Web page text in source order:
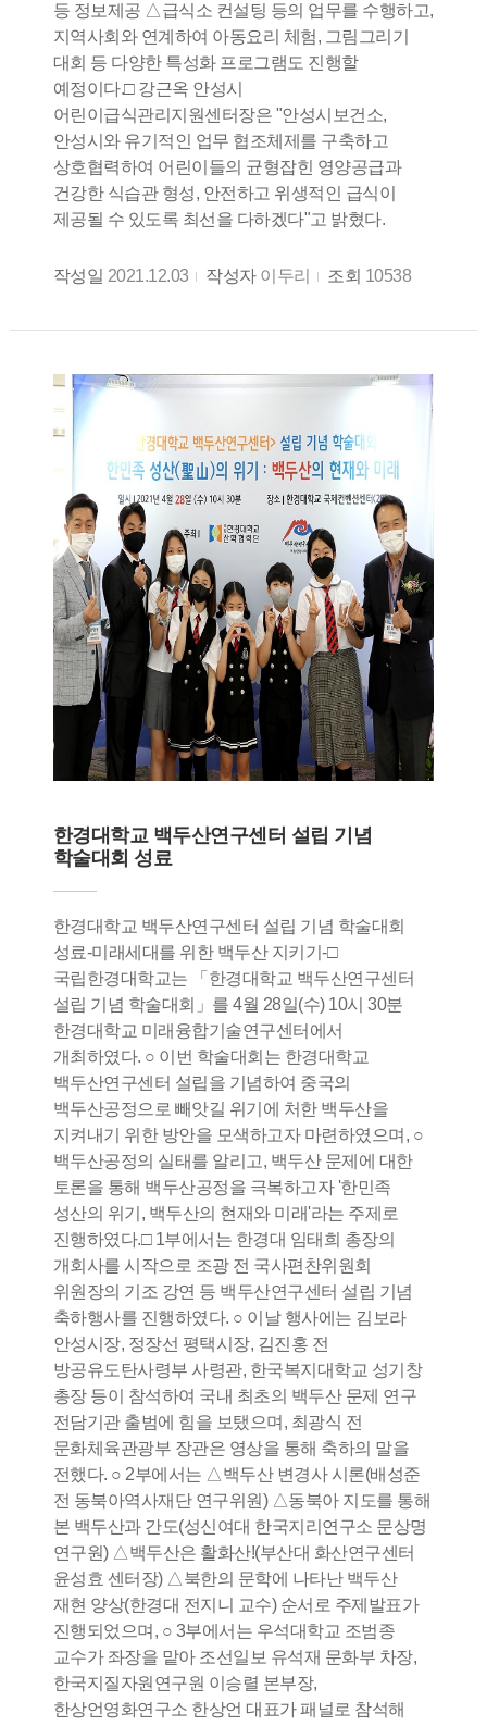
등 정보제공 △급식소 컨설팅 등의 업무를 수행하고,
지역사회와 연계하여 아동요리 체험, 그림그리기
대회 등 다양한 특성화 프로그램도 진행할
예정이다.□ 강근옥 안성시
어린이급식관리지원센터장은 "안성시보건소,
안성시와 유기적인 업무 협조체제를 구축하고
상호협력하여 어린이들의 균형잡힌 영양공급과
건강한 식습관 형성, 안전하고 위생적인 급식이
제공될 수 있도록 최선을 다하겠다"고 밝혔다.
작성일 2021.12.03 작성자 이두리 조회 10538
한경대학교 백두산연구센터 설립 기념
학술대회 성료
한경대학교 백두산연구센터 설립 기념 학술대회
성료-미래세대를 위한 백두산 지키기-□
국립한경대학교는 「한경대학교 백두산연구센터
설립 기념 학술대회」를 4월 28일(수) 10시 30분
한경대학교 미래융합기술연구센터에서
개최하였다. ○ 이번 학술대회는 한경대학교
백두산연구센터 설립을 기념하여 중국의
백두산공정으로 빼앗길 위기에 처한 백두산을
지켜내기 위한 방안을 모색하고자 마련하였으며, ○
백두산공정의 실태를 알리고, 백두산 문제에 대한
토론을 통해 백두산공정을 극복하고자 '한민족
성산의 위기, 백두산의 현재와 미래'라는 주제로
진행하였다.□ 1부에서는 한경대 임태희 총장의
개회사를 시작으로 조광 전 국사편찬위원회
위원장의 기조 강연 등 백두산연구센터 설립 기념
축하행사를 진행하였다. ○ 이날 행사에는 김보라
안성시장, 정장선 평택시장, 김진홍 전
방공유도탄사령부 사령관, 한국복지대학교 성기창
총장 등이 참석하여 국내 최초의 백두산 문제 연구
전담기관 출범에 힘을 보탰으며, 최광식 전
문화체육관광부 장관은 영상을 통해 축하의 말을
전했다. ○ 2부에서는 △백두산 변경사 시론(배성준
전 동북아역사재단 연구위원) △동북아 지도를 통해
본 백두산과 간도(성신여대 한국지리연구소 문상명
연구원) △백두산은 활화산!(부산대 화산연구센터
윤성효 센터장) △북한의 문학에 나타난 백두산
재현 양상(한경대 전지니 교수) 순서로 주제발표가
진행되었으며, ○ 3부에서는 우석대학교 조범종
교수가 좌장을 맡아 조선일보 유석재 문화부 차장,
한국지질자원연구원 이승렬 본부장,
한상언영화연구소 한상언 대표가 패널로 참석해